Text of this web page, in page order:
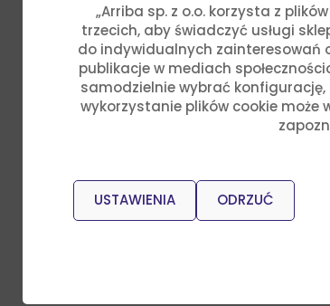
„Arriba sp. z o.o. korzysta z
trzecich, aby świadczyć usługi
do indywidualnych zainteresowań
publikacje w mediach
samodzielnie wybrać konfigurację,
wykorzystanie plików cookie może
ODRZUĆ
USTAWIENIA